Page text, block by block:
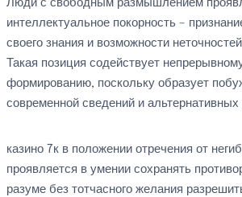
Люди с свободным размышлением
интеллектуальное покорность –
своего знания и возможности
Такая позиция содействует
формированию, поскольку образует
современной сведений и
казино 7к в положении отречения от
проявляется в умении сохранять
разуме без тотчасного желания